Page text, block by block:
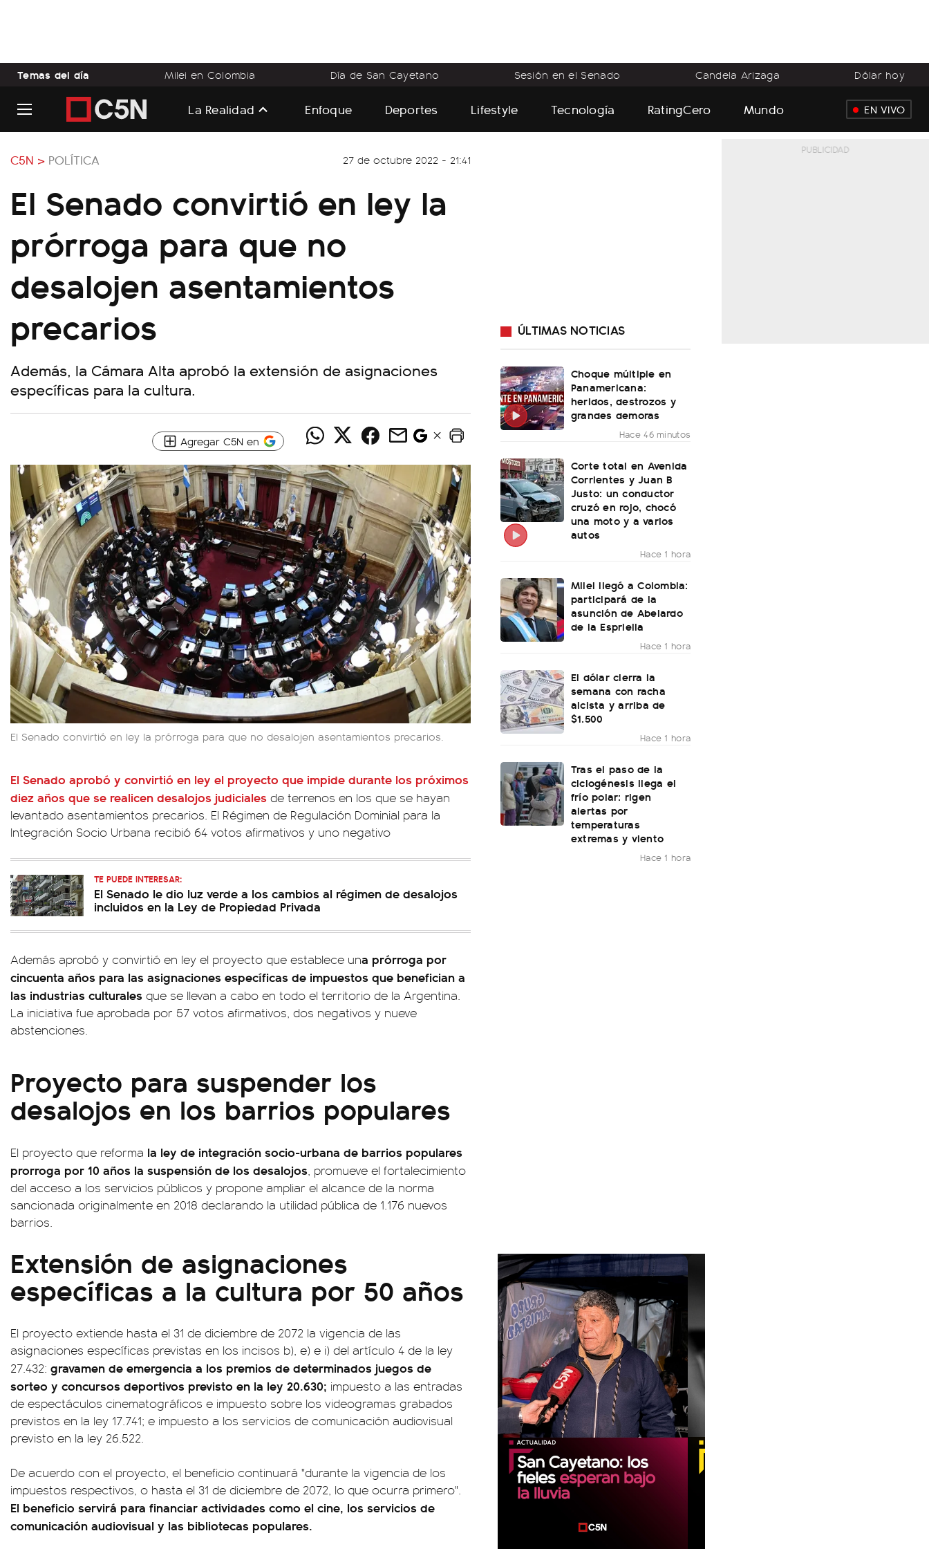
Temas del día Milei en Colombia Día de San Cayetano Sesión en el Senado Candela Arizaga Dólar hoy
La Realidad Enfoque Deportes Lifestyle Tecnología RatingCero Mundo EN VIVO
C5N > POLÍTICA 27 de octubre 2022 - 21:41
El Senado convirtió en ley la
prórroga para que no
desalojen asentamientos
precarios
Además, la Cámara Alta aprobó la extensión de asignaciones
específicas para la cultura.
Agregar C5N en
El Senado convirtió en ley la prórroga para que no desalojen asentamientos precarios.
El Senado aprobó y convirtió en ley el proyecto que impide durante los próximos
diez años que se realicen desalojos judiciales de terrenos en los que se hayan
levantado asentamientos precarios. El Régimen de Regulación Dominial para la
Integración Socio Urbana recibió 64 votos afirmativos y uno negativo
TE PUEDE INTERESAR:
El Senado le dio luz verde a los cambios al régimen de desalojos
incluidos en la Ley de Propiedad Privada
Además aprobó y convirtió en ley el proyecto que establece una prórroga por
cincuenta años para las asignaciones específicas de impuestos que benefician a
las industrias culturales que se llevan a cabo en todo el territorio de la Argentina.
La iniciativa fue aprobada por 57 votos afirmativos, dos negativos y nueve
abstenciones.
Proyecto para suspender los
desalojos en los barrios populares
El proyecto que reforma la ley de integración socio-urbana de barrios populares
prorroga por 10 años la suspensión de los desalojos, promueve el fortalecimiento
del acceso a los servicios públicos y propone ampliar el alcance de la norma
sancionada originalmente en 2018 declarando la utilidad pública de 1.176 nuevos
barrios.
Extensión de asignaciones
específicas a la cultura por 50 años
El proyecto extiende hasta el 31 de diciembre de 2072 la vigencia de las
asignaciones específicas previstas en los incisos b), e) e i) del artículo 4 de la ley
27.432: gravamen de emergencia a los premios de determinados juegos de
sorteo y concursos deportivos previsto en la ley 20.630; impuesto a las entradas
de espectáculos cinematográficos e impuesto sobre los videogramas grabados
previstos en la ley 17.741; e impuesto a los servicios de comunicación audiovisual
previsto en la ley 26.522.
De acuerdo con el proyecto, el beneficio continuará "durante la vigencia de los
impuestos respectivos, o hasta el 31 de diciembre de 2072, lo que ocurra primero".
El beneficio servirá para financiar actividades como el cine, los servicios de
comunicación audiovisual y las bibliotecas populares.
ÚLTIMAS NOTICIAS
Choque múltiple en
Panamericana:
heridos, destrozos y
grandes demoras
Hace 46 minutos
Corte total en Avenida
Corrientes y Juan B
Justo: un conductor
cruzó en rojo, chocó
una moto y a varios
autos
Hace 1 hora
Milei llegó a Colombia:
participará de la
asunción de Abelardo
de la Espriella
Hace 1 hora
El dólar cierra la
semana con racha
alcista y arriba de
$1.500
Hace 1 hora
Tras el paso de la
ciclogénesis llega el
frío polar: rigen
alertas por
temperaturas
extremas y viento
Hace 1 hora